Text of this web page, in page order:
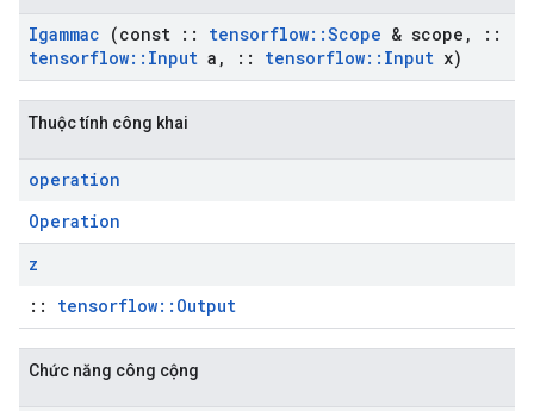
Igammac (const :: tensorflow::Scope & scope ,
::
tensorflow:: Input a , :: tensorflow:: Input x)
Thuộc tính công khai
operation
Operation
z
:: tensorflow::Output
Chức năng công cộng